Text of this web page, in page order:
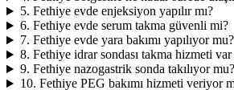
5. Fethiye evde enjeksiyon yapılır mı?
6. Fethiye evde serum takma güvenli mi?
7. Fethiye evde yara bakımı yapılıyor mu?
8. Fethiye idrar sondası takma hizmeti var
9. Fethiye nazogastrik sonda takılıyor mu?
10. Fethiye PEG bakımı hizmeti veriyor